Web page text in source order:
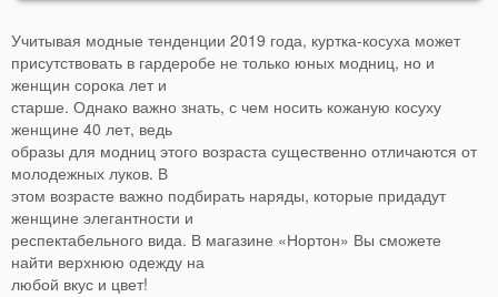
Учитывая модные тенденции 2019 года, куртка-косуха может
присутствовать в гардеробе не только юных модниц, но и
женщин сорока лет и
старше. Однако важно знать, с чем носить кожаную косуху
женщине 40 лет, ведь
образы для модниц этого возраста существенно отличаются от
молодежных луков. В
этом возрасте важно подбирать наряды, которые придадут
женщине элегантности и
респектабельного вида. В магазине «Нортон» Вы сможете
найти верхнюю одежду на
любой вкус и цвет!